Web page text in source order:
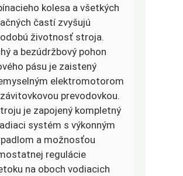
kolesa a všetkých
častí zvyšujú
životnosť stroja.
a bezúdržbový pohon
pásu je zaistený
elektromotorom
prevodovkou.
je zapojený kompletný
systém s výkonným
a možnosťou
regulácie
na oboch vodiacich